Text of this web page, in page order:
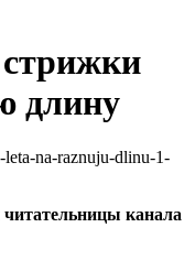
длину
читательницы канала